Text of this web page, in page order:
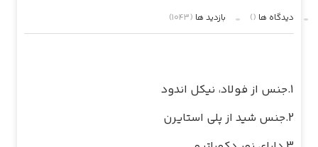
دیدگاه ها () بازدید ها (1043)
1.جنس از فولاد، نیکل اندود